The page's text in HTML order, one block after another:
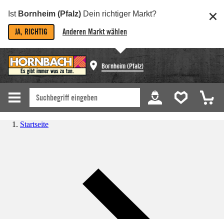
Ist Bornheim (Pfalz) Dein richtiger Markt?
JA, RICHTIG Anderen Markt wählen
Bornheim (Pfalz)
Startseite